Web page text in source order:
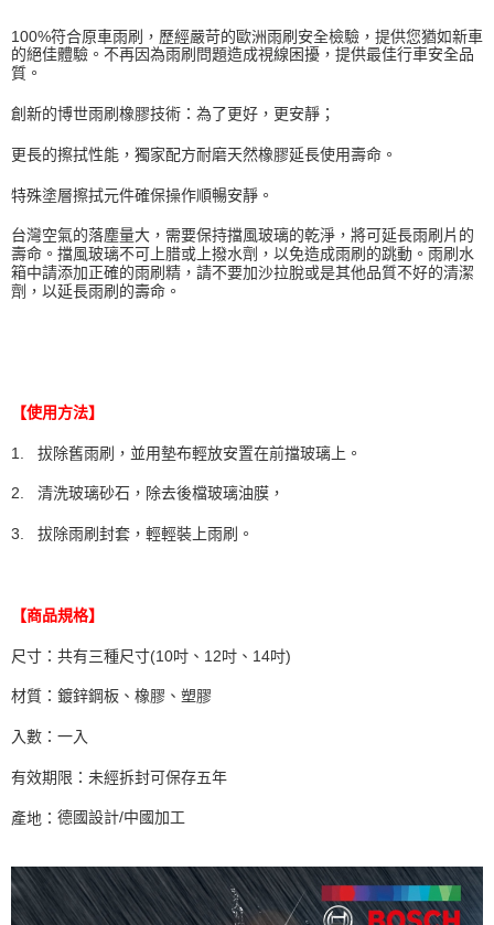
100%符合原車雨刷，歷經嚴苛的歐洲雨刷安全檢驗，提供您猶如新車
的絕佳體驗。不再因為雨刷問題造成視線困擾，提供最佳行車安全品
質。
創新的博世雨刷橡膠技術：為了更好，更安靜；
更長的擦拭性能，獨家配方耐磨天然橡膠延長使用壽命。
特殊塗層擦拭元件確保操作順暢安靜。
台灣空氣的落塵量大，需要保持擋風玻璃的乾淨，將可延長雨刷片的
壽命。擋風玻璃不可上腊或上撥水劑，以免造成雨刷的跳動。雨刷水
箱中請添加正確的雨刷精，請不要加沙拉脫或是其他品質不好的清潔
劑，以延長雨刷的壽命。
【使用方法】
1. 拔除舊雨刷，並用墊布輕放安置在前擋玻璃上。
2. 清洗玻璃砂石，除去後檔玻璃油膜，
3. 拔除雨刷封套，輕輕裝上雨刷。
【商品規格】
尺寸：共有三種尺寸(10吋、 12吋、 14吋)
材質：鍍鋅鋼板、橡膠、塑膠
入數：一入
有效期限：未經拆封可保存五年
產地： 德國設計/中國加工